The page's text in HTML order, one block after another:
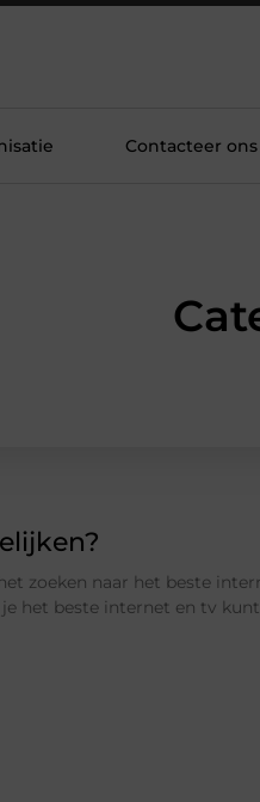
Contacteer ons
zoeken naar het beste
het beste internet en tv kunt